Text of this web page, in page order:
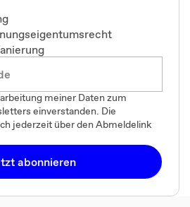
meiner Daten zum
einverstanden. Die
jederzeit über den Abmeldelink
abonnieren